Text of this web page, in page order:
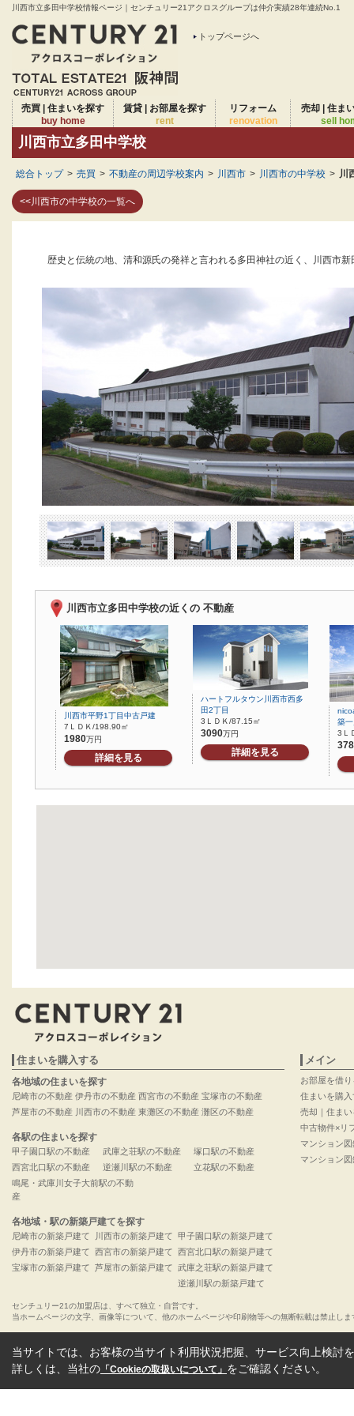
川西市立多田中学校情報ページ｜センチュリー21アクロスグループは仲介実績28年連続No.1
トップページへ
売買 | 住まいを探す
buy home
賃貸 | お部屋を探す
rent
リフォーム
renovation
売却 | 住ま
sell
川西市立多田中学校
総合トップ > 売買 > 不動産の周辺学校案内 > 川西市 > 川西市の中学校 > 川
<<川西市の中学校の一覧へ
歴史と伝統の地、清和源氏の発祥と言われる多田神社の近く、川西市
川西市立多田中学校の近くの 不動産
川西市平野1丁目中古戸建
7ＬＤＫ/198.90㎡
1980万円
詳細を見る
ハートフルタウン川西市西多
田2丁目
3ＬＤＫ/87.15㎡
3090万円
詳細を見る
築
3Ｌ
住まいを購入する
各地域の住まいを探す
尼崎市の不動産
芦屋市の不動産
伊丹市の不動産
川西市の不動産
西宮市の不動産
東灘区の不動産
宝塚市の不動産
灘区の不動産
各駅の住まいを探す
甲子園口駅の不動産
西宮北口駅の不動産
武庫之荘駅の不動産
逆瀬川駅の不動産
塚口駅の不動産
立花駅の不動産
鳴尾・武庫川女子大前駅の不動
産
各地域・駅の新築戸建てを探す
尼崎市の新築戸建て
伊丹市の新築戸建て
宝塚市の新築戸建て
川西市の新築戸建て
西宮市の新築戸建て
芦屋市の新築戸建て
甲子園口駅の新築戸建て
西宮北口駅の新築戸建て
武庫之荘駅の新築戸建て
逆瀬川駅の新築戸建て
メイン
お部屋を借り
住まいを購入
売却｜住ま
中古物件×リ
マンション
マンション
センチュリー21の加盟店は、すべて独立・自営です。
当ホームページの文字、画像等について、他のホームページや印刷物等への無断転載は禁止しま
当サイトでは、お客様の当サイト利用状況把握、サービス向上検討
詳しくは、当社の 「Cookieの取扱いについて」 をご確認ください。